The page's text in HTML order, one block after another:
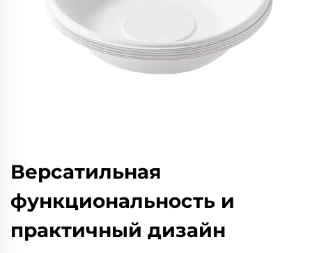
Версатильная
функциональность и
практичный дизайн